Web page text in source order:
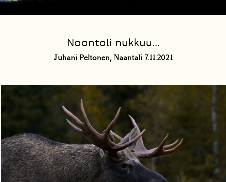
Naantali nukkuu…
Juhani Peltonen, Naantali 7.11.2021